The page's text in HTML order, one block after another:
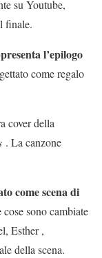
su Youtube,
finale.
l’epilogo
come regalo
cover della
. La canzone
come scena di
sono cambiate
Esther ,
della scena.